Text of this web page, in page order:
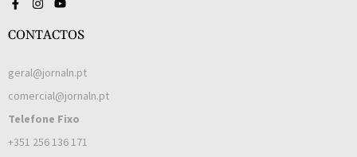
CONTACTOS
geral@jornaln.pt
comercial@jornaln.pt
Telefone Fixo
+351 256 136 171